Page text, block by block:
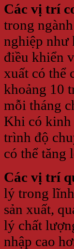
Các vị trí
trong
nghiệp như
điều khiển
xuất có thể
khoảng 10
mỗi tháng
Khi có kinh
trình độ
có thể tăng
Các vị trí
lý trong
sản xuất,
lý chất
nhập cao